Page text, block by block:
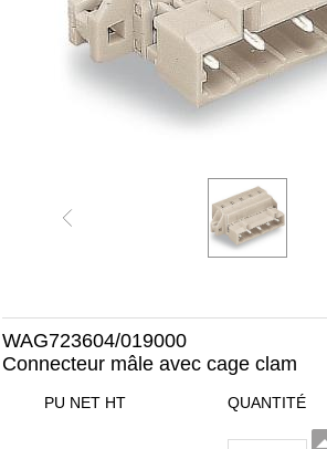
WAG723604/019000
Connecteur mâle avec cage clam
PU NET HT QUANTITÉ